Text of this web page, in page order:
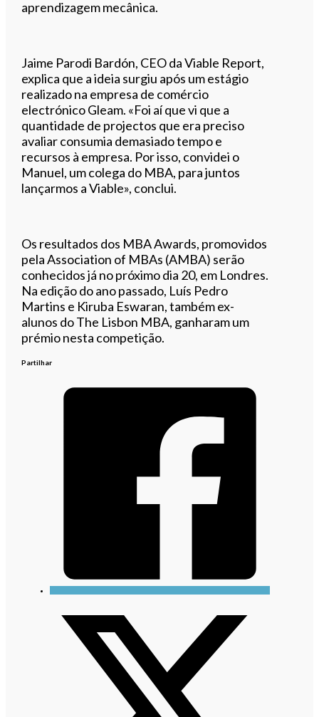
aprendizagem mecânica.
Jaime Parodi Bardón, CEO da Viable Report,
explica que a ideia surgiu após um estágio
realizado na empresa de comércio
electrónico Gleam. «Foi aí que vi que a
quantidade de projectos que era preciso
avaliar consumia demasiado tempo e
recursos à empresa. Por isso, convidei o
Manuel, um colega do MBA, para juntos
lançarmos a Viable», conclui.
Os resultados dos MBA Awards, promovidos
pela Association of MBAs (AMBA) serão
conhecidos já no próximo dia 20, em Londres.
Na edição do ano passado, Luís Pedro
Martins e Kiruba Eswaran, também ex-
alunos do The Lisbon MBA, ganharam um
prémio nesta competição.
Partilhar